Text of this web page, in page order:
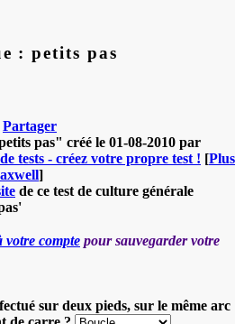
: petits pas
Partager
pas" créé le 01-08-2010 par
tests - créez votre propre test ! [Plus
]
de ce test de culture générale
votre compte pour sauvegarder votre
sur deux pieds, sur le même arc